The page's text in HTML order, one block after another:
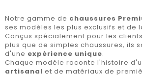
Notre gamme de chaussures
ses modèles les plus exclusifs et de
Conçus spécialement pour les
plus que de simples chaussures, ils
d'une expérience unique.
Chaque modèle raconte l'histoire
artisanal et de matériaux de